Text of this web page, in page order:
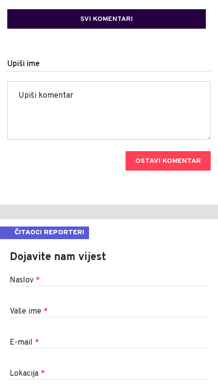
SVI KOMENTARI
Upiši ime
OSTAVI KOMENTAR
ČITAOCI REPORTERI
Dojavite nam vijest
Naslov *
Vaše ime *
E-mail *
Lokacija *